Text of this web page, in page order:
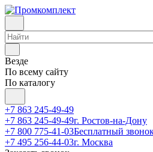
Везде
По всему сайту
По каталогу
+7 863 245-49-49
+7 863 245-49-49г. Ростов-на-Дону
+7 800 775-41-03Бесплатный
+7 495 256-44-03г. Москва